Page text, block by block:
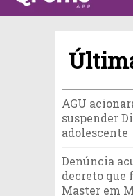
AGU
suspender
adolescente
Denúncia
decreto que
Master em